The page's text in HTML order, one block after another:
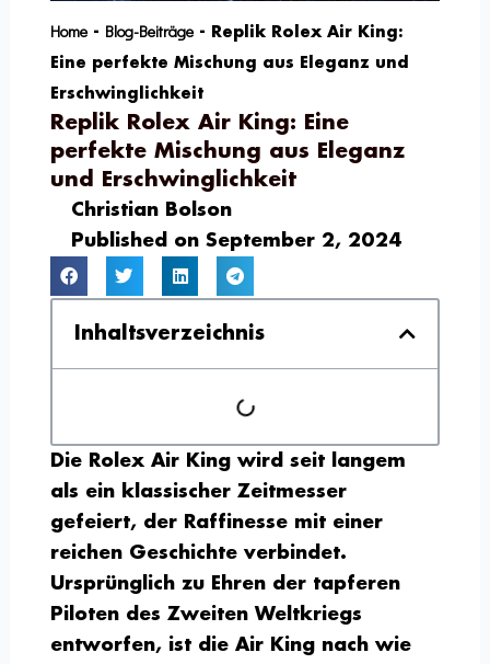
Home - Blog-Beiträge - Replik Rolex Air King:
Eine perfekte Mischung aus Eleganz und
Erschwinglichkeit
Replik Rolex Air King: Eine
perfekte Mischung aus Eleganz
und Erschwinglichkeit
Christian Bolson
Published on September 2, 2024
Inhaltsverzeichnis
Die Rolex Air King wird seit langem
als ein klassischer Zeitmesser
gefeiert, der Raffinesse mit einer
reichen Geschichte verbindet.
Ursprünglich zu Ehren der tapferen
Piloten des Zweiten Weltkriegs
entworfen, ist die Air King nach wie